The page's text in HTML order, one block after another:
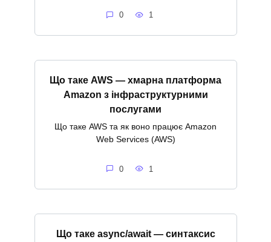
0 1
Що таке AWS — хмарна платформа
Amazon з інфраструктурними
послугами
Що таке AWS та як воно працює Amazon
Web Services (AWS)
0 1
Що таке async/await — синтаксис